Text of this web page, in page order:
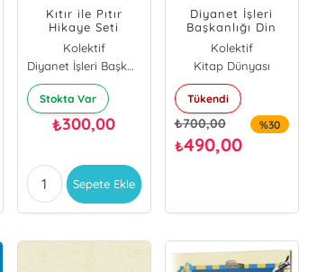
Kıtır ile Pıtır
Hikaye Seti
Kolektif
Diyanet İşleri Başkanlığı
Stokta Var
₺300,00
Sepete Ekle
Diyanet İşleri
Başkanlığı Din
Hizmetleri Alan
Bilgisi Dhbt 1-2
Hazırlık Kitabı
2024
Kolektif
Kitap Dünyası
Tükendi
₺700,00
₺490,00
%30